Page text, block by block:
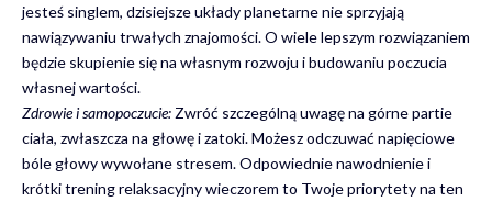
jesteś singlem, dzisiejsze układy planetarne nie sprzyjają
nawiązywaniu trwałych znajomości. O wiele lepszym rozwiązaniem
będzie skupienie się na własnym rozwoju i budowaniu poczucia
własnej wartości.
Zdrowie i samopoczucie: Zwróć szczególną uwagę na górne partie
ciała, zwłaszcza na głowę i zatoki. Możesz odczuwać napięciowe
bóle głowy wywołane stresem. Odpowiednie nawodnienie i
krótki trening relaksacyjny wieczorem to Twoje priorytety na ten